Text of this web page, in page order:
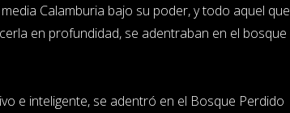
Calamburia bajo su poder, y todo aquel que
en profundidad, se adentraban en el bosque
e inteligente, se adentró en el Bosque Perdido